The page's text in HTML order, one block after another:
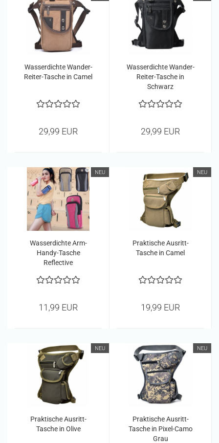
Wasserdichte Wander-
Reiter-Tasche in Camel
29,99 EUR
Wasserdichte Wander-
Reiter-Tasche in
Schwarz
29,99 EUR
NEU
Wasserdichte Arm-
Handy-Tasche
Reflective
11,99 EUR
NEU
Praktische Ausritt-
Tasche in Camel
19,99 EUR
NEU
Praktische Ausritt-
Tasche in Olive
NEU
Praktische Ausritt-
Tasche in Pixel-Camo
Grau